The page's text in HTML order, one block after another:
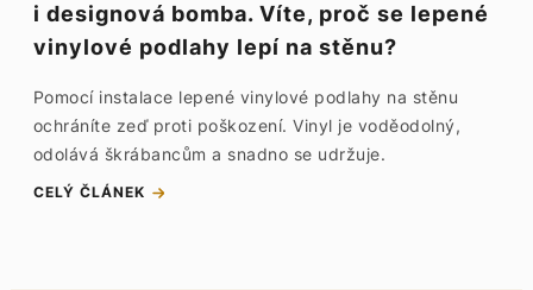
i designová bomba. Víte, proč se lepené
vinylové podlahy lepí na stěnu?
Pomocí instalace lepené vinylové podlahy na stěnu
ochráníte zeď proti poškození. Vinyl je voděodolný,
odolává škrábancům a snadno se udržuje.
CELÝ ČLÁNEK